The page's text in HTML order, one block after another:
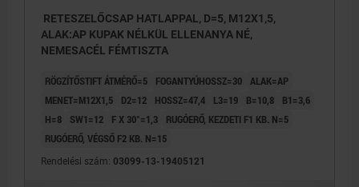
RETESZELŐCSAP HATLAPPAL, D=5, M12X1,5,
ALAK:AP KUPAK NÉLKÜL ELLENANYA NÉ,
NEMESACÉL FÉMTISZTA
RÖGZÍTŐSTIFT ÁTMÉRŐ=5 FOGANTYÚHOSSZ=30 ALAK=AP
MENET=M12X1,5
D2=12 HOSSZ=47,4 L3=19 B=10,8
B1=3,6
H=8
SW1=12 F X 30°=1,3
RUGÓERŐ, KEZDETI F1 KB. N=5
RUGÓERŐ, VÉGSŐ F2 KB. N=15
Rendelési szám: 03099-13-19405121